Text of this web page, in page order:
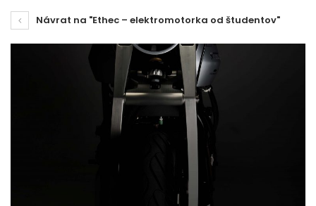
Návrat na "Ethec – elektromotorka od študentov"